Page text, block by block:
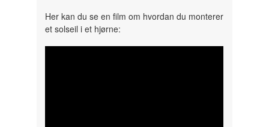
Her kan du se en film om hvordan du monterer
et solseil i et hjørne: